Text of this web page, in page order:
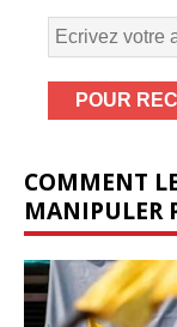
COMMENT
MANIPULER